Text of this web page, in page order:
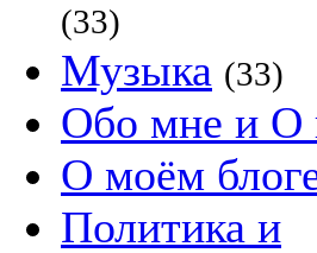
(33)
Музыка (33)
Обо мне и О
О моём
Политика и